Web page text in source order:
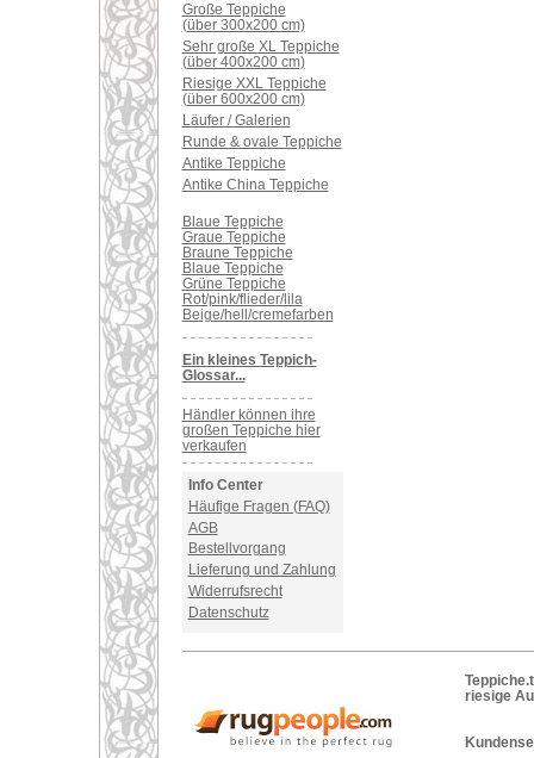
Große Teppiche
(über 300x200 cm)
Sehr große XL Teppiche
(über 400x200 cm)
Riesige XXL Teppiche
(über 600x200 cm)
Läufer / Galerien
Runde & ovale Teppiche
Antike Teppiche
Antike China Teppiche
Blaue Teppiche
Graue Teppiche
Braune Teppiche
Blaue Teppiche
Grüne Teppiche
Rot/pink/flieder/lila
Beige/hell/cremefarben
Ein kleines Teppich-
Glossar...
Händler können ihre
großen Teppiche hier
verkaufen
Info Center
Häufige Fragen (FAQ)
AGB
Bestellvorgang
Lieferung und Zahlung
Widerrufsrecht
Datenschutz
riesige